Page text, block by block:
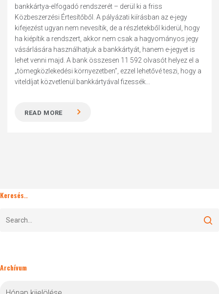
bankkártya-elfogadó rendszerét – derül ki a friss
Közbeszerzési Értesítőből. A pályázati kiírásban az e-jegy
kifejezést ugyan nem nevesítik, de a részletekből kiderül, hogy
ha kiépítik a rendszert, akkor nem csak a hagyományos jegy
vásárlására használhatjuk a bankkártyát, hanem e-jegyet is
lehet venni majd. A bank összesen 11 592 olvasót helyez el a
„tömegközlekedési környezetben”, ezzel lehetővé teszi, hogy a
viteldíjat közvetlenül bankkártyával fizessék...
READ MORE
Keresés..
Archívum